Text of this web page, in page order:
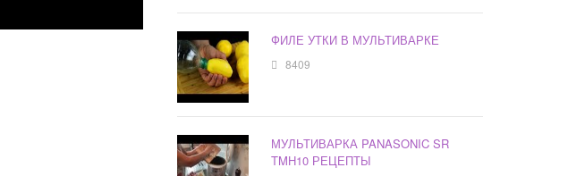
ФИЛЕ УТКИ В МУЛЬТИВАРКЕ
8409
МУЛЬТИВАРКА PANASONIC SR
TMH10 РЕЦЕПТЫ